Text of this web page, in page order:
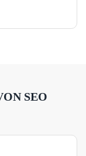
SEO